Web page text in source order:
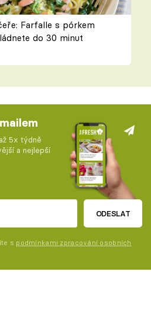
Farfalle s pórkem
do 30 minut
5x týdně
a nejlepší
ODESLAT
s podmínkami zpracování osobních